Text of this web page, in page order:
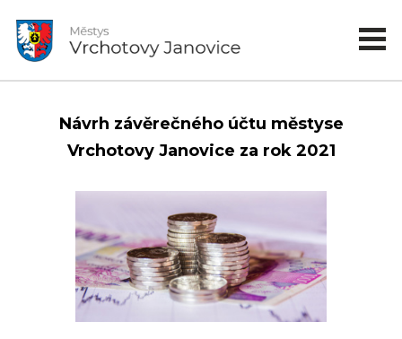
Návrh závěrečného účtu městyse
Vrchotovy Janovice za rok 2021